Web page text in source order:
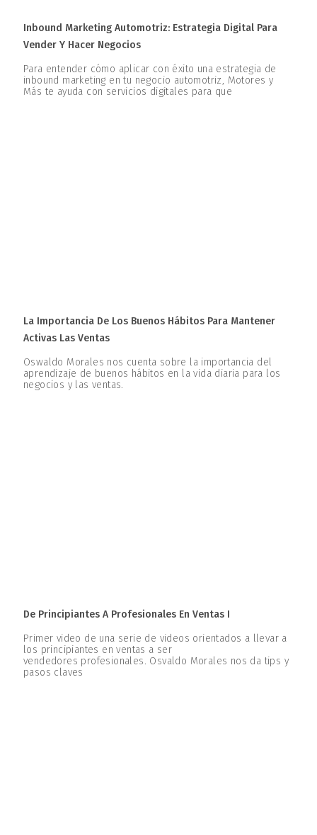
Inbound Marketing Automotriz: Estrategia Digital Para
Vender Y Hacer Negocios
Para entender cómo aplicar con éxito una estrategia de
inbound marketing en tu negocio automotriz, Motores y
Más te ayuda con servicios digitales para que
La Importancia De Los Buenos Hábitos Para Mantener
Activas Las Ventas
Oswaldo Morales nos cuenta sobre la importancia del
aprendizaje de buenos hábitos en la vida diaria para los
negocios y las ventas.
De Principiantes A Profesionales En Ventas I
Primer video de una serie de videos orientados a llevar a
los principiantes en ventas a ser
vendedores profesionales. Osvaldo Morales nos da tips y
pasos claves